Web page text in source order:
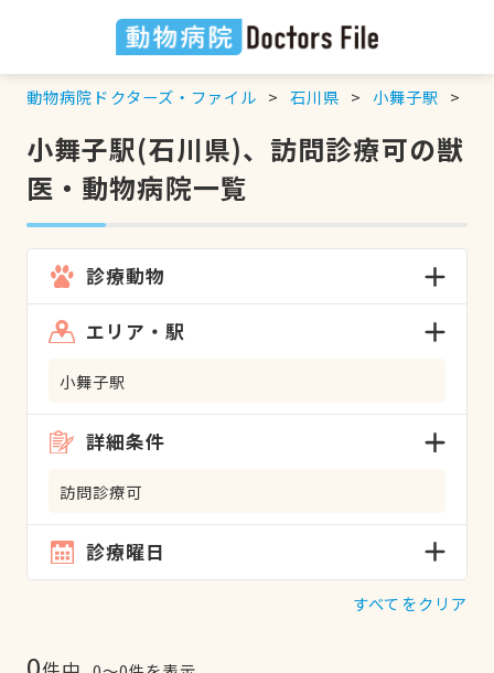
動物病院ドクターズ・ファイル 石川県 小舞子駅
小舞子駅(石川県)、訪問診療可の獣
医・動物病院一覧
診療動物
エリア・駅
小舞子駅
詳細条件
訪問診療可
診療曜日
すべてをクリア